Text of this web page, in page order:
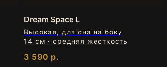
Dream Space L
Высокая, для сна на боку
14 см · средняя жесткость
3 590 р.